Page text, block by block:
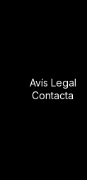
Avís Legal
Contacta